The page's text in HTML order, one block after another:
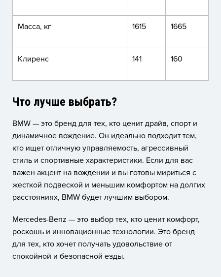
Масса, кг 1615 1665
Клиренс 141 160
Что лучше выбрать?
BMW — это бренд для тех, кто ценит драйв, спорт и
динамичное вождение. Он идеально подходит тем,
кто ищет отличную управляемость, агрессивный
стиль и спортивные характеристики. Если для вас
важен акцент на вождении и вы готовы мириться с
жесткой подвеской и меньшим комфортом на долгих
расстояниях, BMW будет лучшим выбором.
Mercedes-Benz — это выбор тех, кто ценит комфорт,
роскошь и инновационные технологии. Это бренд
для тех, кто хочет получать удовольствие от
спокойной и безопасной езды.